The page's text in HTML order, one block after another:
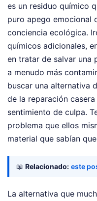
es un residuo químico
puro apego emocional
conciencia ecológica.
químicos adicionales,
en tratar de salvar una
a menudo más
buscar una alternativa
de la reparación
sentimiento de culpa.
problema que ellos
material que sabían
📖 Relacionado: este
La alternativa que